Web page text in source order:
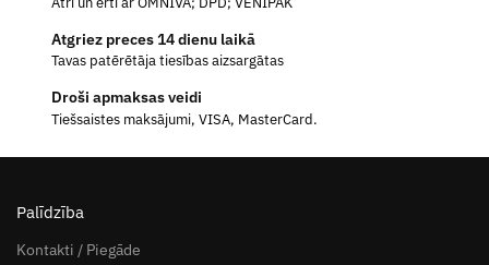
Atgriez preces 14 dienu laikā
Tavas patērētāja tiesības aizsargātas
Droši apmaksas veidi
Tiešsaistes maksājumi, VISA, MasterCard.
Palīdzība
Kontakti / Piegāde